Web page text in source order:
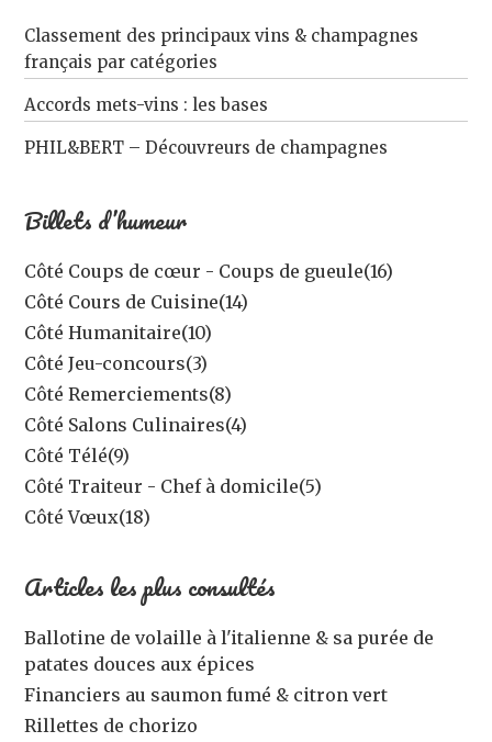
Classement des principaux vins & champagnes
français par catégories
Accords mets-vins : les bases
PHIL&BERT – Découvreurs de champagnes
Billets d’humeur
Côté Coups de cœur - Coups de gueule(16)
Côté Cours de Cuisine(14)
Côté Humanitaire(10)
Côté Jeu-concours(3)
Côté Remerciements(8)
Côté Salons Culinaires(4)
Côté Télé(9)
Côté Traiteur - Chef à domicile(5)
Côté Vœux(18)
Articles les plus consultés
Ballotine de volaille à l'italienne & sa purée de
patates douces aux épices
Financiers au saumon fumé & citron vert
Rillettes de chorizo